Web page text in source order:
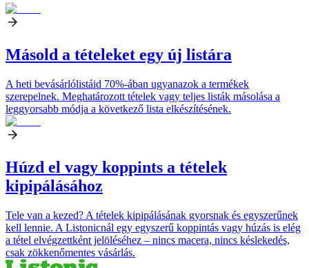
Másold a tételeket egy új listára
A heti bevásárlólistáid 70%-ában ugyanazok a termékek
szerepelnek. Meghatározott tételek vagy teljes listák másolása a
leggyorsabb módja a következő lista elkészítésének.
Húzd el vagy koppints a tételek
kipipálásához
Tele van a kezed? A tételek kipipálásának gyorsnak és egyszerűnek
kell lennie. A Listonicnál egy egyszerű koppintás vagy húzás is elég
a tétel elvégzettként jelöléséhez – nincs macera, nincs késlekedés,
csak zökkenőmentes vásárlás.